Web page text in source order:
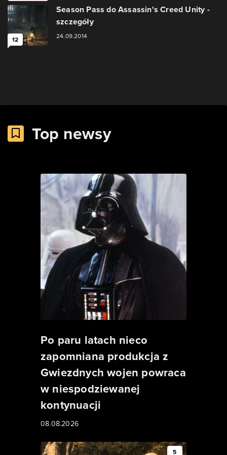
12
Season Pass do Assassin's Creed Unity -
szczegóły
24.09.2014
Top newsy
Po paru latach nieco
zapomniana produkcja z
Gwiezdnych wojen powraca
w niespodziewanej
kontynuacji
08.08.2026
5